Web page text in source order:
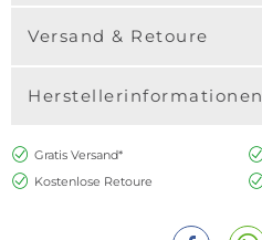
Versand & Retoure
Herstellerinformationen
Gratis Versand*
Kostenlose Retoure